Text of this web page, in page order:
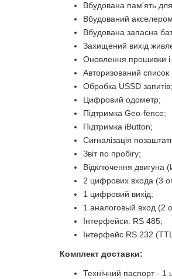
Вбудована пам'ять
Вбудований
Вбудована запасна
Захищений вихід
Оновлення прошивки
Авторизований список
Обробка USSD запитів;
Цифровий одометр;
Підтримка Geo-fence;
Підтримка iButton;
Сигналізація
Звіт по пробігу;
Відключення двигуна
2 цифрових входа (3
1 цифровий вихід;
1 аналоговый вход (2
Інтерфейси: RS 485;
Інтерфейс RS 232
Комплект доставки:
Технічний паспорт - 1